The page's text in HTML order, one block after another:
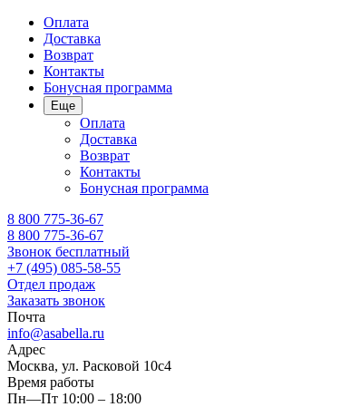
Оплата
Доставка
Возврат
Контакты
Бонусная программа
Еще
Оплата
Доставка
Возврат
Контакты
Бонусная программа
8 800 775-36-67
8 800 775-36-67
Звонок бесплатный
+7 (495) 085-58-55
Отдел продаж
Заказать звонок
Почта
info@asabella.ru
Адрес
Москва, ул. Расковой 10с4
Время работы
Пн—Пт 10:00 – 18:00